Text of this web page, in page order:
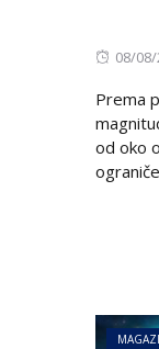
08/
Prema
od oko